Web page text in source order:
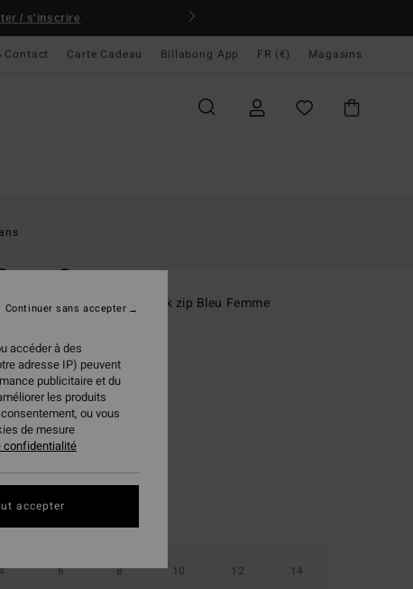
/ s'inscrire
Contact Carte Cadeau Billabong App FR (€) Magasins
Synergy
manches courtes back zip Bleu Femme
€
Deep Sea
6 8 10 12 14
accéder à des
adresse IP) peuvent
publicitaire et du
les produits
ou vous
de mesure
confidentialité
Continuer sans accepter
accepter